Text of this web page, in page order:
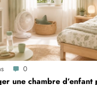
0
une chambre d’enfant